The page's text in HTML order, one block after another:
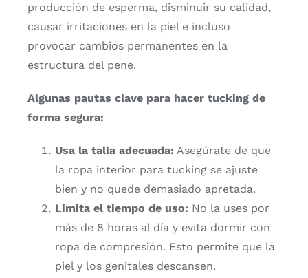
producción de esperma, disminuir su calidad,
causar irritaciones en la piel e incluso
provocar cambios permanentes en la
estructura del pene.
Algunas pautas clave para hacer tucking de
forma segura:
Usa la talla adecuada: Asegúrate de que
la ropa interior para tucking se ajuste
bien y no quede demasiado apretada.
Limita el tiempo de uso: No la uses por
más de 8 horas al día y evita dormir con
ropa de compresión. Esto permite que la
piel y los genitales descansen.